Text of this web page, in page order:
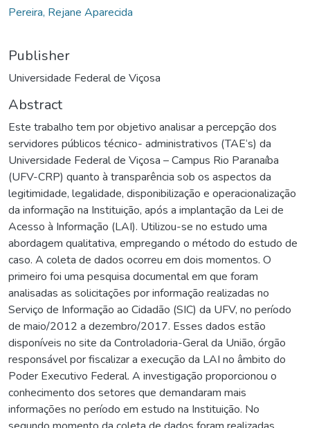
Pereira, Rejane Aparecida
Publisher
Universidade Federal de Viçosa
Abstract
Este trabalho tem por objetivo analisar a percepção dos
servidores públicos técnico- administrativos (TAE‘s) da
Universidade Federal de Viçosa – Campus Rio Paranaíba
(UFV-CRP) quanto à transparência sob os aspectos da
legitimidade, legalidade, disponibilização e operacionalização
da informação na Instituição, após a implantação da Lei de
Acesso à Informação (LAI). Utilizou-se no estudo uma
abordagem qualitativa, empregando o método do estudo de
caso. A coleta de dados ocorreu em dois momentos. O
primeiro foi uma pesquisa documental em que foram
analisadas as solicitações por informação realizadas no
Serviço de Informação ao Cidadão (SIC) da UFV, no período
de maio/2012 a dezembro/2017. Esses dados estão
disponíveis no site da Controladoria-Geral da União, órgão
responsável por fiscalizar a execução da LAI no âmbito do
Poder Executivo Federal. A investigação proporcionou o
conhecimento dos setores que demandaram mais
informações no período em estudo na Instituição. No